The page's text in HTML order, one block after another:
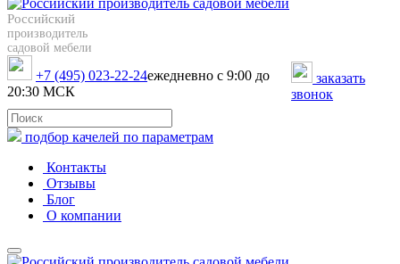
Российский
производитель
садовой мебели
+7 (495) 023-22-24ежедневно с 9:00 до
20:30 МСК
заказать
звонок
подбор качелей по параметрам
Контакты
Отзывы
Блог
О компании